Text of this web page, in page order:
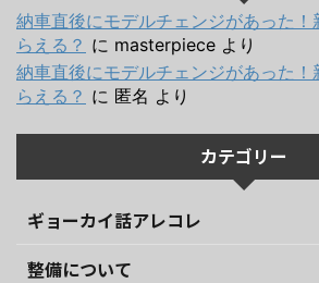
納車直後にモデルチェンジがあった！
らえる？ に masterpiece より
納車直後にモデルチェンジがあった！
らえる？ に 匿名 より
カテゴリー
ギョーカイ話アレコレ
整備について